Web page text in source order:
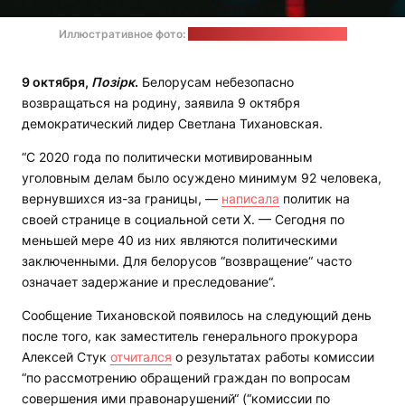
Иллюстративное фото:
9 октября, Позірк. Белорусам небезопасно
возвращаться на родину, заявила 9 октября
демократический лидер Светлана Тихановская.
“С 2020 года по политически мотивированным
уголовным делам было осуждено минимум 92 человека,
вернувшихся из-за границы, — написала политик на
своей странице в социальной сети Х. — Сегодня по
меньшей мере 40 из них являются политическими
заключенными. Для белорусов “возвращение“ часто
означает задержание и преследование“.
Сообщение Тихановской появилось на следующий день
после того, как заместитель генерального прокурора
Алексей Стук отчитался о результатах работы комиссии
“по рассмотрению обращений граждан по вопросам
совершения ими правонарушений“ (“комиссии по